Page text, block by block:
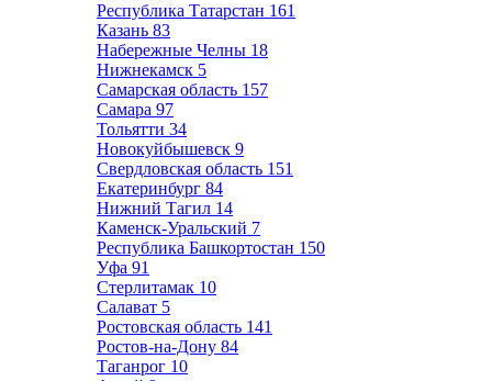
Республика Татарстан 161
Казань 83
Набережные Челны 18
Нижнекамск 5
Самарская область 157
Самара 97
Тольятти 34
Новокуйбышевск 9
Свердловская область 151
Екатеринбург 84
Нижний Тагил 14
Каменск-Уральский 7
Республика Башкортостан 150
Уфа 91
Стерлитамак 10
Салават 5
Ростовская область 141
Ростов-на-Дону 84
Таганрог 10